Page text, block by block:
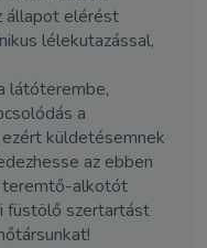
állapot elérést
lélekutazással,
látóterembe,
a
küldetésemnek
az ebben
teremtő-alkotót
füstölő szertartást